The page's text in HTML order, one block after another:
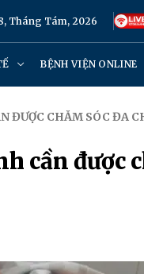
Tháng Tám, 2026
BỆNH VIỆN ONLINE
ĐƯỢC CHĂM SÓC ĐA
cần được